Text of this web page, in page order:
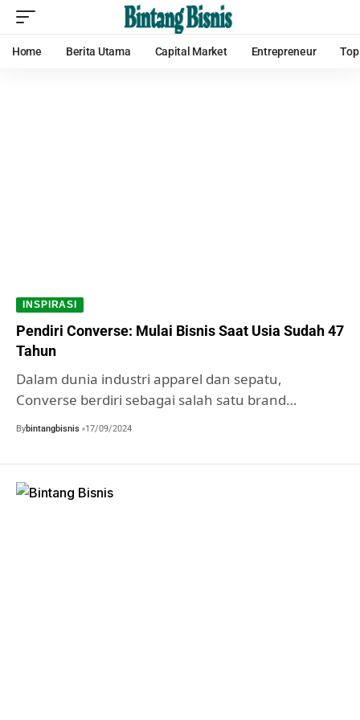
Home Berita Utama Capital Market Entrepreneur
INSPIRASI
Pendiri Converse: Mulai Bisnis Saat Usia Sudah 47
Tahun
Dalam dunia industri apparel dan sepatu,
Converse berdiri sebagai salah satu brand…
Bybintangbisnis 17/09/2024